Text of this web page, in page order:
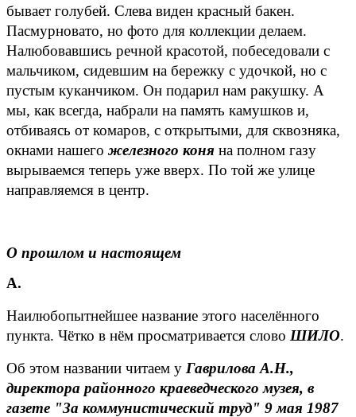
бывает голубей. Слева виден красный бакен.
Пасмурновато, но фото для коллекции делаем.
Налюбовавшись речной красотой, побеседовали с
мальчиком, сидевшим на бережку с удочкой, но с
пустым куканчиком. Он подарил нам ракушку. А
мы, как всегда, набрали на память камушков и,
отбиваясь от комаров, с открытыми, для сквозняка,
окнами нашего железного коня на полном газу
вырываемся теперь уже вверх. По той же улице
направляемся в центр.
О прошлом и настоящем
А.
Наилюбопытнейшее название этого населённого
пункта. Чётко в нём просматривается слово ШИЛО.
Об этом названии читаем у Гаврилова А.Н.,
директора районного краеведческого музея, в
газете "За коммунистический труд" 9 мая 1987